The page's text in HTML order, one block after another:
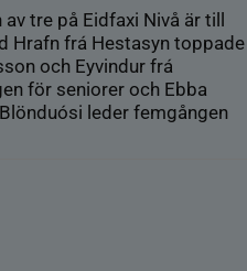
tre på Eidfaxi Nivå är till
Hrafn frá Hestasyn toppade
och Eyvindur frá
för seniorer och Ebba
leder femgången